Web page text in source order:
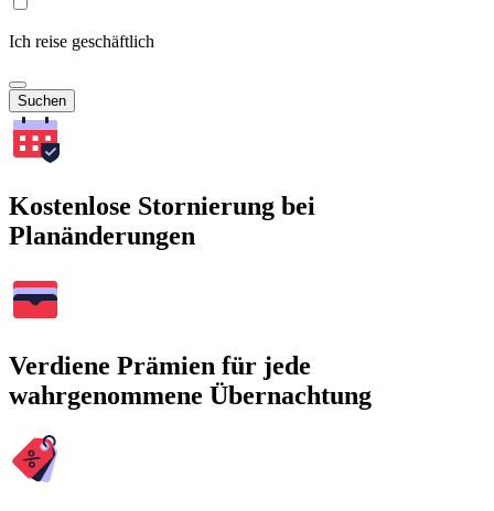
Ich reise geschäftlich
Suchen
Kostenlose Stornierung bei
Planänderungen
Verdiene Prämien für jede
wahrgenommene Übernachtung